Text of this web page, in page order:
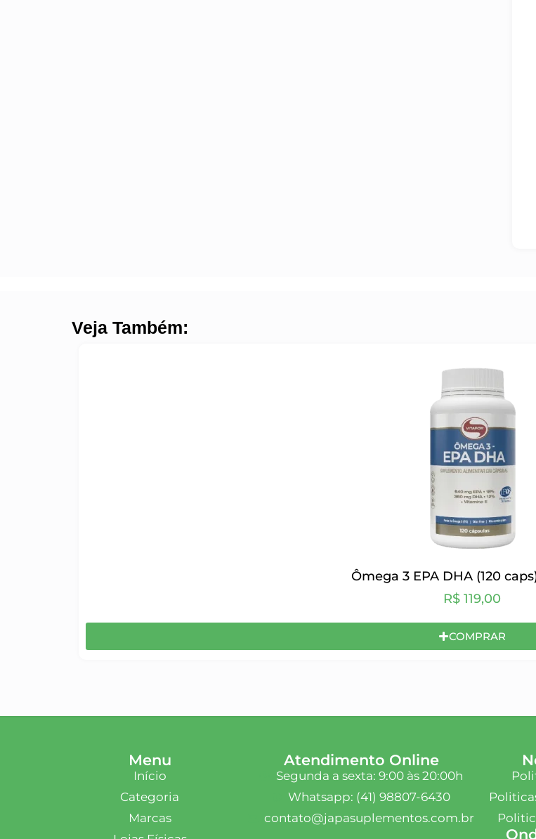
Veja Também:
Ômega 3 EPA DHA (120
R$ 119,00
COMPRAR
Menu
Início
Categoria
Marcas
Atendimento Online
Segunda a sexta: 9:00 às 20:00h
Whatsapp: (41) 98807-6430
contato@japasuplementos.com.br